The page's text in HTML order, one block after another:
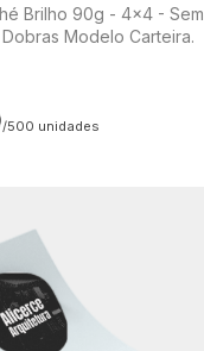
Brilho 90g - 4x4 - Sem
Modelo Carteira.
/500 unidades